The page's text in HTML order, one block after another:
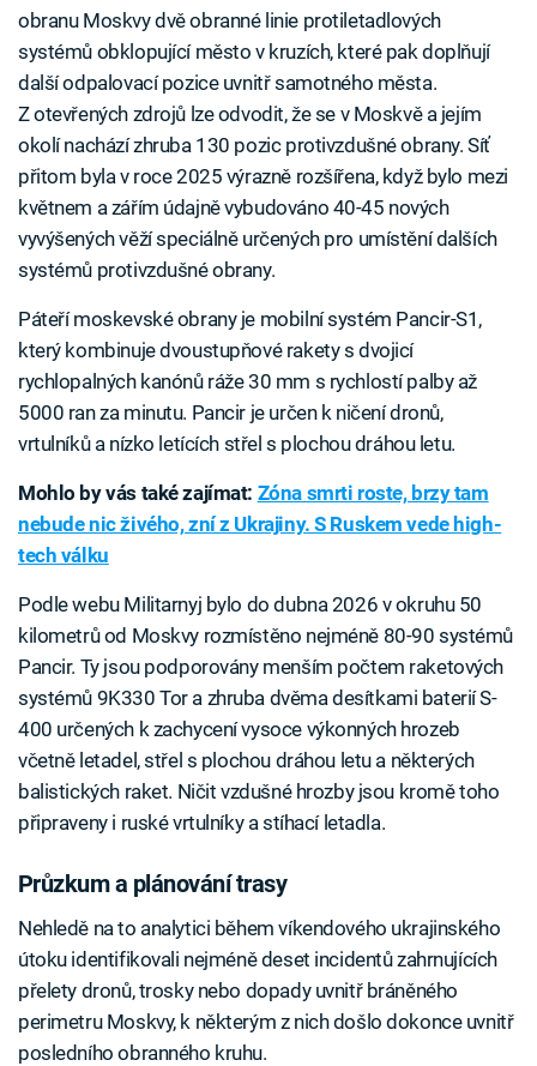
obranu Moskvy dvě obranné linie protiletadlových
systémů obklopující město v kruzích, které pak doplňují
další odpalovací pozice uvnitř samotného města.
Z otevřených zdrojů lze odvodit, že se v Moskvě a jejím
okolí nachází zhruba 130 pozic protivzdušné obrany. Síť
přitom byla v roce 2025 výrazně rozšířena, když bylo mezi
květnem a zářím údajně vybudováno 40-45 nových
vyvýšených věží speciálně určených pro umístění dalších
systémů protivzdušné obrany.
Páteří moskevské obrany je mobilní systém Pancir-S1,
který kombinuje dvoustupňové rakety s dvojicí
rychlopalných kanónů ráže 30 mm s rychlostí palby až
5000 ran za minutu. Pancir je určen k ničení dronů,
vrtulníků a nízko letících střel s plochou dráhou letu.
Mohlo by vás také zajímat: Zóna smrti roste, brzy tam
nebude nic živého, zní z Ukrajiny. S Ruskem vede high-
tech válku
Podle webu Militarnyj bylo do dubna 2026 v okruhu 50
kilometrů od Moskvy rozmístěno nejméně 80-90 systémů
Pancir. Ty jsou podporovány menším počtem raketových
systémů 9K330 Tor a zhruba dvěma desítkami baterií S-
400 určených k zachycení vysoce výkonných hrozeb
včetně letadel, střel s plochou dráhou letu a některých
balistických raket. Ničit vzdušné hrozby jsou kromě toho
připraveny i ruské vrtulníky a stíhací letadla.
Průzkum a plánování trasy
Nehledě na to analytici během víkendového ukrajinského
útoku identifikovali nejméně deset incidentů zahrnujících
přelety dronů, trosky nebo dopady uvnitř bráněného
perimetru Moskvy, k některým z nich došlo dokonce uvnitř
posledního obranného kruhu.